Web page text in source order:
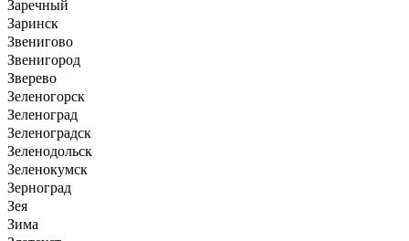
Заречный
Заринск
Звенигово
Звенигород
Зверево
Зеленогорск
Зеленоград
Зеленоградск
Зеленодольск
Зеленокумск
Зерноград
Зея
Зима